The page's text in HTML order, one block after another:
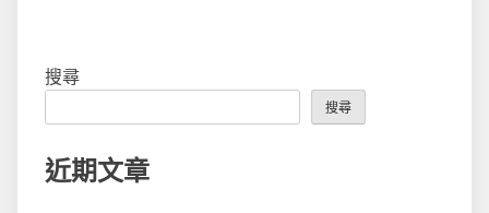
搜尋
搜尋
近期文章